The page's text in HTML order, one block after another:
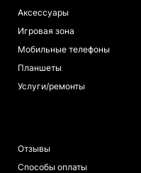
Аксессуары
Игровая зона
Мобильные телефоны
Планшеты
Услуги/ремонты
Отзывы
Способы оплаты